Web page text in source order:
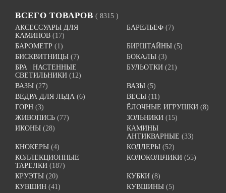
ВСЕГО ТОВАРОВ ( 8315 )
АКСЕССУАРЫ ДЛЯ
КАМИНОВ (17)
БАРЕЛЬЕФ (7)
БАРОМЕТР (1) БИРШТАЙНЫ (5)
БИСКВИТНИЦЫ (7) БОКАЛЫ (3)
БРА | НАСТЕННЫЕ
СВЕТИЛЬНИКИ (12)
БУЛЬОТКИ (21)
ВАЗЫ (27) ВАЗЫ (5)
ВЕДРА ДЛЯ ЛЬДА (6) ВЕСЫ (11)
ГОРН (3) ЁЛОЧНЫЕ ИГРУШКИ (8)
ЖИВОПИСЬ (77) ЗОЛЬНИКИ (15)
ИКОНЫ (28)
КАМИНЫ
АНТИКВАРНЫЕ (33)
КНОКЕРЫ (4) КОДЛЕРЫ (52)
КОЛЛЕКЦИОННЫЕ
ТАРЕЛКИ (187)
КОЛОКОЛЬЧИКИ (55)
КРУЭТЫ (20) КУБКИ (8)
КУВШИН (41) КУВШИНЫ (5)